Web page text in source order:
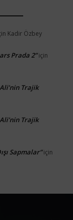
Kadir Özbey
Prada 2”için
Trajik
Trajik
Sapmalar”için